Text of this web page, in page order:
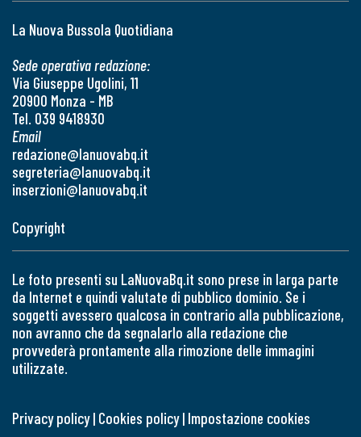
La Nuova Bussola Quotidiana
Sede operativa redazione:
Via Giuseppe Ugolini, 11
20900 Monza - MB
Tel. 039 9418930
Email
redazione@lanuovabq.it
segreteria@lanuovabq.it
inserzioni@lanuovabq.it
Copyright
Le foto presenti su LaNuovaBq.it sono prese in larga parte
da Internet e quindi valutate di pubblico dominio. Se i
soggetti avessero qualcosa in contrario alla pubblicazione,
non avranno che da segnalarlo alla redazione che
provvederà prontamente alla rimozione delle immagini
utilizzate.
Privacy policy| Cookies policy| Impostazione cookies